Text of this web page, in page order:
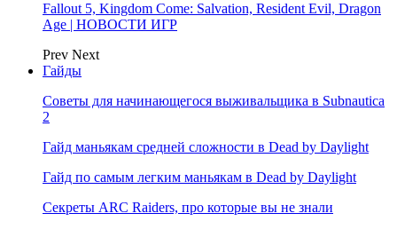
Fallout 5, Kingdom Come: Salvation, Resident Evil, Dragon
Age | НОВОСТИ ИГР
Prev Next
Гайды
Советы для начинающегося выживальщика в Subnautica
2
Гайд маньякам средней сложности в Dead by Daylight
Гайд по самым легким маньякам в Dead by Daylight
Секреты ARC Raiders, про которые вы не знали